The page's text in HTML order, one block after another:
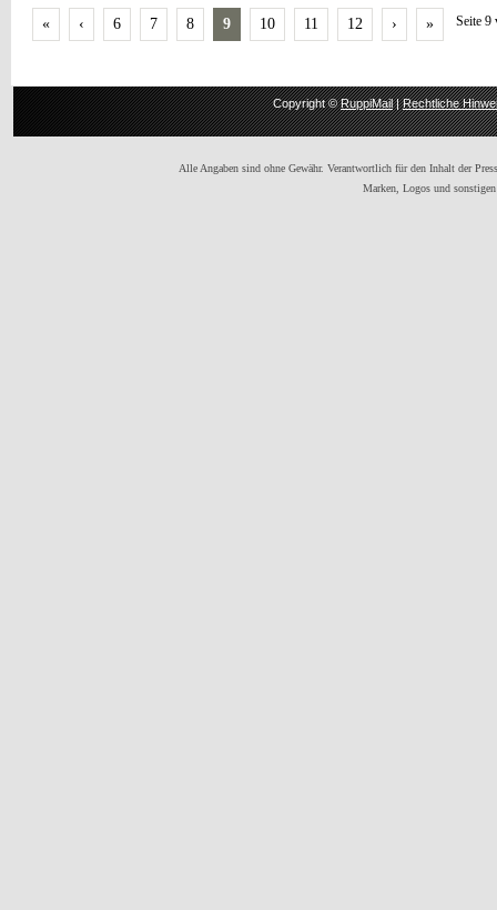
« ‹ 6 7 8 9 10 11 12 › » Seite 9
Copyright ©RuppiMail|Rechtliche
Alle Angaben sind ohne Gewähr. Verantwortlich für den Inhalt der
Marken, Logos und